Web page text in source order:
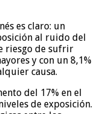
es claro: un
al ruido del
riesgo de sufrir
y con un 8,1%
causa.
del 17% en el
de exposición.